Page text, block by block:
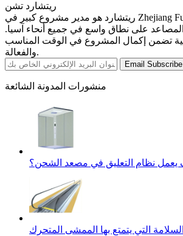
ريتشارد تشن
ريتشارد هو مدير مشروع كبير في Zhejiang Fujimei ، ويشرف على
على نطاق واسع في جميع أنحاء آسيا.
تضمن إكمال المشروع في الوقت المناسب
والفعالة.
Email Subscribe
منشورات المدونة الشائعة
يعمل نظام التعليق في مصعد الشحن؟
التي يتمتع بها الممشى المتحرك